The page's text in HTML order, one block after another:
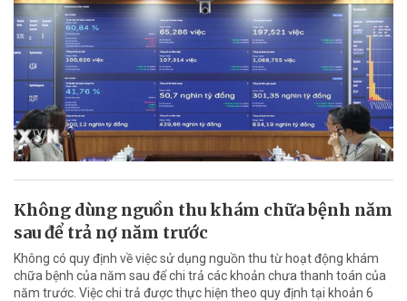
Không dùng nguồn thu khám chữa bệnh năm
sau để trả nợ năm trước
Không có quy định về việc sử dụng nguồn thu từ hoạt động khám
chữa bệnh của năm sau để chi trả các khoản chưa thanh toán của
năm trước. Việc chi trả được thực hiện theo quy định tại khoản 6